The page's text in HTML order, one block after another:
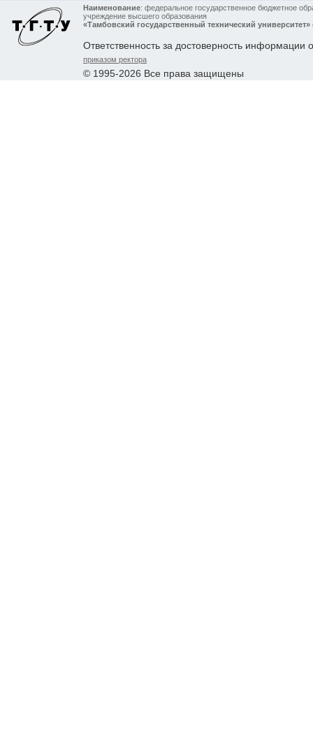
Наименование: федеральное государственное бюджетное
учреждение высшего образования
«Тамбовский государственный технический
Ответственность за достоверность информации
приказом ректора
© 1995-2026 Все права защищены